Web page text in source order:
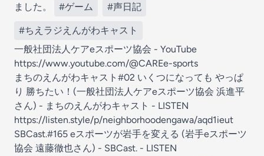
ました。
#ゲーム #声日記
#ちえラジえんがわキャスト
一般社団法人ケアeスポーツ協会 - YouTube
https://www.youtube.com/@CAREe-sports
まちのえんがわキャスト#02 いくつになっても やっぱ
り 勝ちたい！(一般社団法人ケアeスポーツ協会 浜進平
さん) - まちのえんがわキャスト - LISTEN
https://listen.style/p/neighborhoodengawa/aqd1ieut
SBCast.#165 eスポーツが岩手を変える (岩手eスポーツ
協会 遠藤徹也さん) - SBCast. - LISTEN